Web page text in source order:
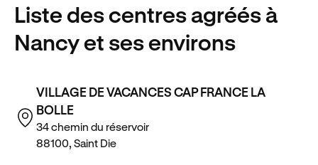
Liste des centres agréésà
Nancyet ses environs
VILLAGE DE VACANCES CAP FRANCE LA
BOLLE
34 chemin du réservoir
88100, Saint Die